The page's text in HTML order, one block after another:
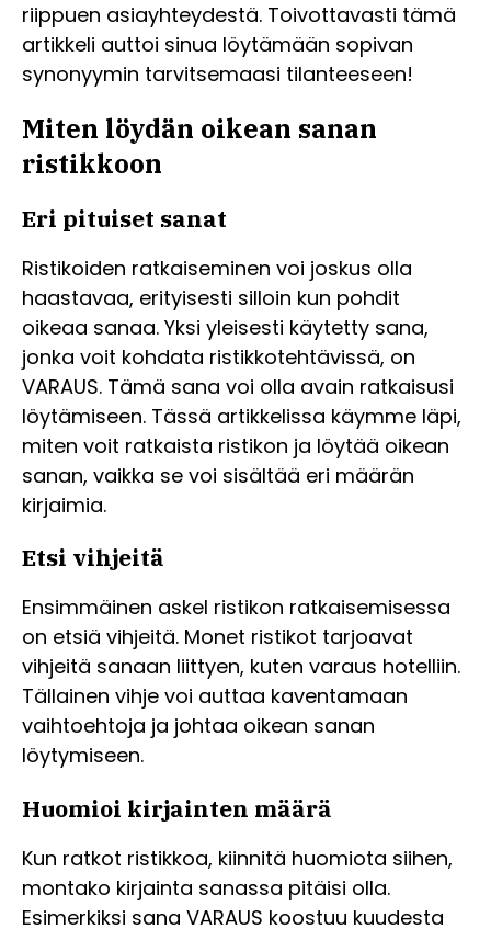
riippuen asiayhteydestä. Toivottavasti tämä
artikkeli auttoi sinua löytämään sopivan
synonyymin tarvitsemaasi tilanteeseen!
Miten löydän oikean sanan
ristikkoon
Eri pituiset sanat
Ristikoiden ratkaiseminen voi joskus olla
haastavaa, erityisesti silloin kun pohdit
oikeaa sanaa. Yksi yleisesti käytetty sana,
jonka voit kohdata ristikkotehtävissä, on
VARAUS. Tämä sana voi olla avain ratkaisusi
löytämiseen. Tässä artikkelissa käymme läpi,
miten voit ratkaista ristikon ja löytää oikean
sanan, vaikka se voi sisältää eri määrän
kirjaimia.
Etsi vihjeitä
Ensimmäinen askel ristikon ratkaisemisessa
on etsiä vihjeitä. Monet ristikot tarjoavat
vihjeitä sanaan liittyen, kuten varaus hotelliin.
Tällainen vihje voi auttaa kaventamaan
vaihtoehtoja ja johtaa oikean sanan
löytymiseen.
Huomioi kirjainten määrä
Kun ratkot ristikkoa, kiinnitä huomiota siihen,
montako kirjainta sanassa pitäisi olla.
Esimerkiksi sana VARAUS koostuu kuudesta